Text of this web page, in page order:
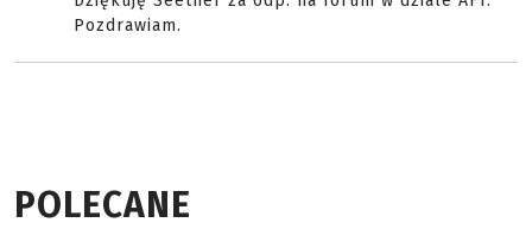
Pozdrawiam.
POLECANE